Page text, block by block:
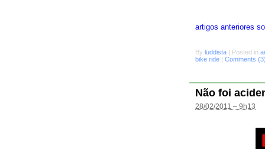
artigos anteriores
By luddista | Posted in
bike ride | Comments
Não foi
28/02/2011 – 9h13